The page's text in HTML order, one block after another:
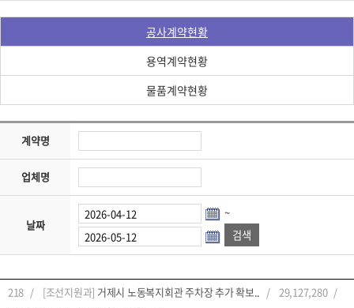
공사계약현황
용역계약현황
물품계약현황
계약명
업체명
날짜
~
218 [조선지원과] 거제시 노동복지회관 주차장 추가 확보..
29,127,280